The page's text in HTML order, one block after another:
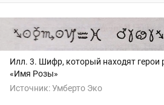
Илл. 3. Шифр, который находят герои
«Имя Розы»
Источник:Умберто Эко